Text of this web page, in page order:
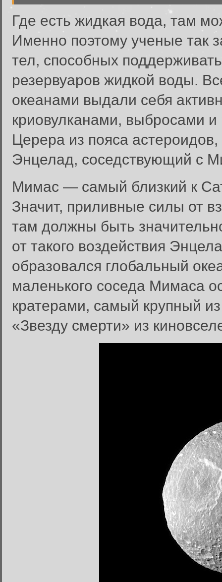
Где есть жидкая вода, там
Именно поэтому ученые так
тел, способных
резервуаров жидкой воды.
океанами выдали себя
криовулканами, выбросами
Церера из пояса
Энцелад, соседствующий с
Мимас — самый близкий к
Значит, приливные силы от
там должны быть
от такого воздействия
образовался глобальный
маленького соседа Мимаса
кратерами, самый крупный
«Звезду смерти» из